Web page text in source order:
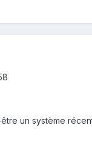
un système